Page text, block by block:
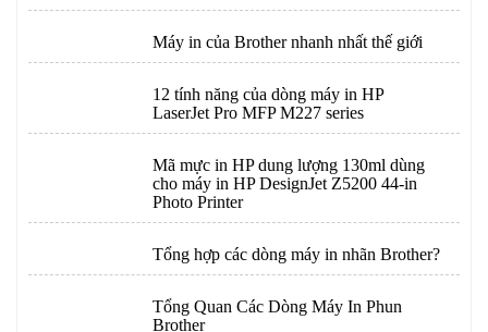
Máy in của Brother nhanh nhất thế giới
12 tính năng của dòng máy in HP
LaserJet Pro MFP M227 series
Mã mực in HP dung lượng 130ml dùng
cho máy in HP DesignJet Z5200 44-in
Photo Printer
Tổng hợp các dòng máy in nhãn Brother?
Tổng Quan Các Dòng Máy In Phun
Brother